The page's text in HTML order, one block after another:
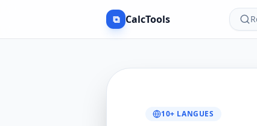
⧉ CalcTools
10+ LANGUES